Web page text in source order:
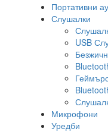
Портативни
Слушалки
USB
Микрофони
Уредби